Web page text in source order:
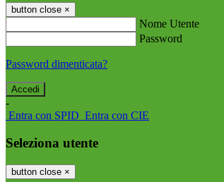
button close ×
Nome Utente
Password
Password dimenticata?
-
Entra con SPID Entra con CIE
Seleziona utente
button close ×